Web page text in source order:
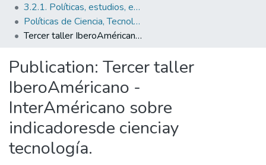
All of DSpace
Statistics
3.2.1. Políticas, estudios, evaluaciones e indicadores de CTeI
Políticas de Ciencia, Tecnología e Innovación
Tercer taller IberoAméricano - InterAméricano sobre indicadoresde cienciay tecnología.
Publication: Tercer taller
IberoAméricano -
InterAméricano sobre
indicadoresde cienciay
tecnología.